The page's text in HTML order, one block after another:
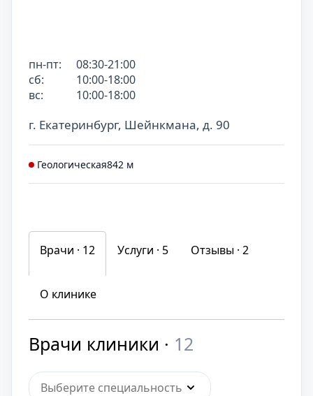
г. Екатеринбург, Шейнкмана, д. 90
Геологическая842 м
пн-пт:
08:30-21:00
сб:
10:00-18:00
вс:
10:00-18:00
Врачи · 12 Услуги · 5 Отзывы · 2
О клинике
Врачи клиники · 12
Выберите специальность